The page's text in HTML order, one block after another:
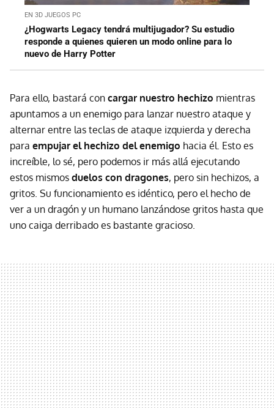
EN 3D JUEGOS PC
¿Hogwarts Legacy tendrá multijugador? Su estudio
responde a quienes quieren un modo online para lo
nuevo de Harry Potter
Para ello, bastará con cargar nuestro hechizo mientras
apuntamos a un enemigo para lanzar nuestro ataque y
alternar entre las teclas de ataque izquierda y derecha
para empujar el hechizo del enemigo hacia él. Esto es
increíble, lo sé, pero podemos ir más allá ejecutando
estos mismos duelos con dragones, pero sin hechizos, a
gritos. Su funcionamiento es idéntico, pero el hecho de
ver a un dragón y un humano lanzándose gritos hasta que
uno caiga derribado es bastante gracioso.